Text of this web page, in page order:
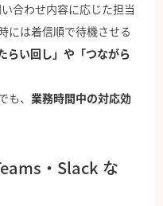
合わせ内容に応じた担当
には着信順で待機させる
たらい回し」や「つながら
、 業務時間中の対応効
・Slack な